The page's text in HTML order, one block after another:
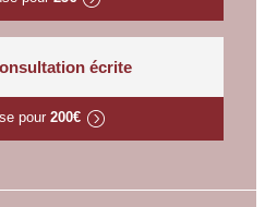
écrite
pour 200€